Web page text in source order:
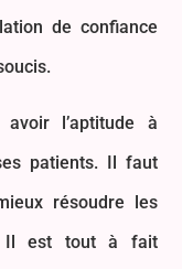
de confiance
l’aptitude à
patients. Il faut
résoudre les
Il est tout à fait